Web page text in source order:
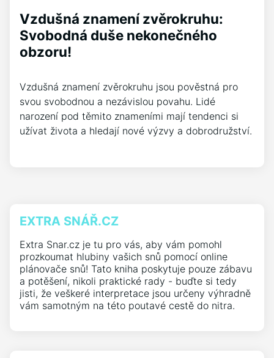
Vzdušná znamení zvěrokruhu:
Svobodná duše nekonečného
obzoru!
Vzdušná znamení zvěrokruhu jsou pověstná pro
svou svobodnou a nezávislou povahu. Lidé
narození pod těmito znameními mají tendenci si
užívat života a hledají nové výzvy a dobrodružství.
EXTRA SNÁŘ.CZ
Extra Snar.cz je tu pro vás, aby vám pomohl
prozkoumat hlubiny vašich snů pomocí online
plánovače snů! Tato kniha poskytuje pouze zábavu
a potěšení, nikoli praktické rady - buďte si tedy
jisti, že veškeré interpretace jsou určeny výhradně
vám samotným na této poutavé cestě do nitra.